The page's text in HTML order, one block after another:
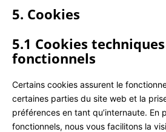
5. Cookies
5.1 Cookies
fonctionnels
Certains cookies assurent le
certaines parties du site web et la
préférences en tant qu’internaute. En
fonctionnels, nous vous facilitons la